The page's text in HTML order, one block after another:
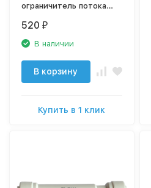
ограничитель потока
быстроразъёмными
соединениями 1/4"
520 ₽
В наличии
В корзину
Купить в 1 клик